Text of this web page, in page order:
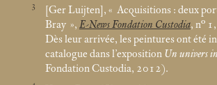
3 [Ger Luijten], « Acquisitions : deux
Bray », E-News Fondation Custodia, n°
Dès leur arrivée, les peintures ont été
catalogue dans l’exposition Un univers
Fondation Custodia, 2012).